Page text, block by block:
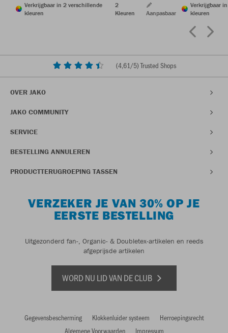
Verkrijgbaar in 2 verschillende
kleuren
2
Kleuren
Aanpasbaar
Verkrijgbaar
kleuren
(4,61/5) Trusted Shops
OVER JAKO
JAKO COMMUNITY
SERVICE
BESTELLING ANNULEREN
PRODUCTTERUGROEPING TASSEN
VERZEKER JE VAN 30% OP JE
EERSTE BESTELLING
Uitgezonderd fan-, Organic- & Doubletex-artikelen en reeds
afgeprijsde artikelen
WORD NU LID VAN DE CLUB
Gegevensbescherming Klokkenluider systeem
Herroepingsrecht
Algemene Voorwaarden
Impressum